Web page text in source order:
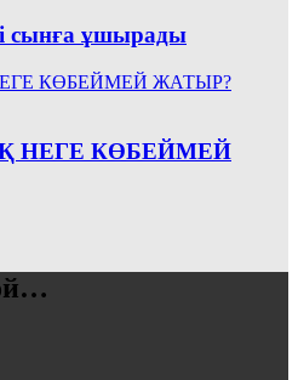
сынға ұшырады
НЕГЕ КӨБЕЙМЕЙ